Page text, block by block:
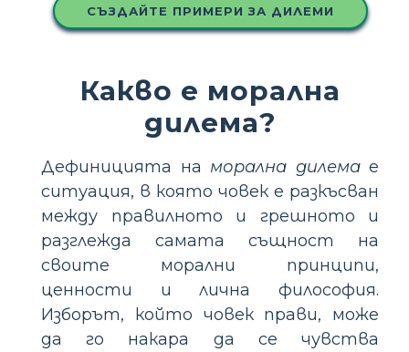
СЪЗДАЙТЕ ПРИМЕРИ ЗА ДИЛЕМИ
Какво е морална
дилема?
Дефиницията на морална дилемае
ситуация, в която човек е разкъсван
между правилното и грешното и
разглежда самата същност на
своите морални принципи,
ценности и лична философия.
Изборът, който човек прави, може
да го накара да се чувства